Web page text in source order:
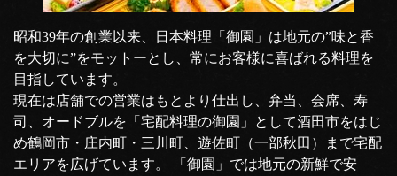
昭和39年の創業以来、日本料理「御園」は地元の”味と香
を大切に”をモットーとし、常にお客様に喜ばれる料理を
目指しています。
現在は店舗での営業はもとより仕出し、弁当、会席、寿
司、オードブルを「宅配料理の御園」として酒田市をはじ
め鶴岡市・庄内町・三川町、遊佐町（一部秋田）まで宅配
エリアを広げています。 「御園」では地元の新鮮で安